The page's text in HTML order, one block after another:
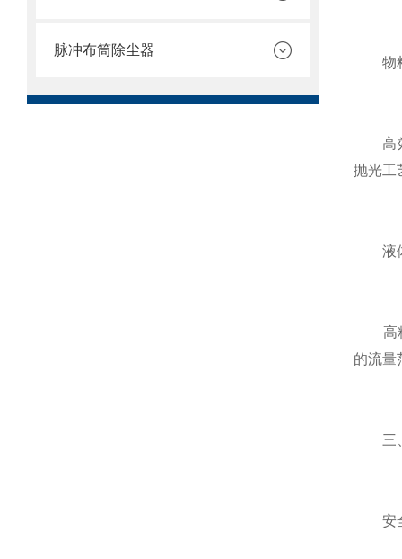
脉冲布筒除尘器
物料
高效
抛光工
液体
高精
的流量
三、
安全